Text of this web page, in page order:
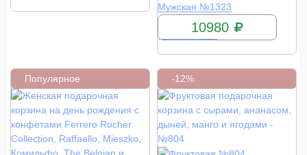
Мужская №1323
КУПИТЬ
10980
Популярное -12%